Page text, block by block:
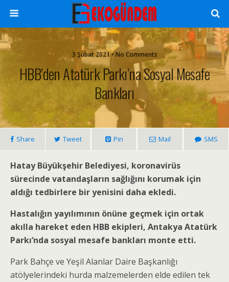
3 Şubat 2021 • No Comments
HBB’den Atatürk Parkı’na Sosyal Mesafe
Bankları
Share Tweet Pin Mail SMS
Hatay Büyükşehir Belediyesi, koronavirüs
sürecinde vatandaşların sağlığını korumak için
aldığı tedbirlere bir yenisini daha ekledi.
Hastalığın yayılımının önüne geçmek için ortak
akılla hareket eden HBB ekipleri, Antakya Atatürk
Parkı’nda sosyal mesafe bankları monte etti.
Park Bahçe ve Yeşil Alanlar Daire Başkanlığı
atölyelerindeki hurda malzemelerden elde edilen tek